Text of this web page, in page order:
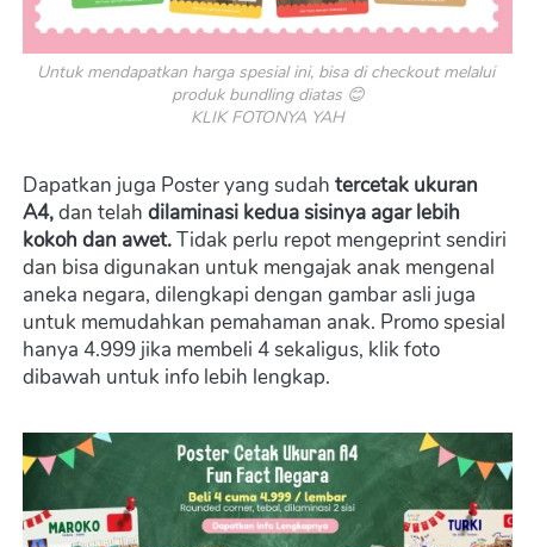
Untuk mendapatkan harga spesial ini, bisa di checkout melalui
produk bundling diatas 😊
KLIK FOTONYA YAH
Dapatkan juga Poster yang sudah tercetak ukuran
A4, dan telah dilaminasi kedua sisinya agar lebih
kokoh dan awet. Tidak perlu repot mengeprint sendiri
dan bisa digunakan untuk mengajak anak mengenal
aneka negara, dilengkapi dengan gambar asli juga
untuk memudahkan pemahaman anak. Promo spesial
hanya 4.999 jika membeli 4 sekaligus, klik foto
dibawah untuk info lebih lengkap.